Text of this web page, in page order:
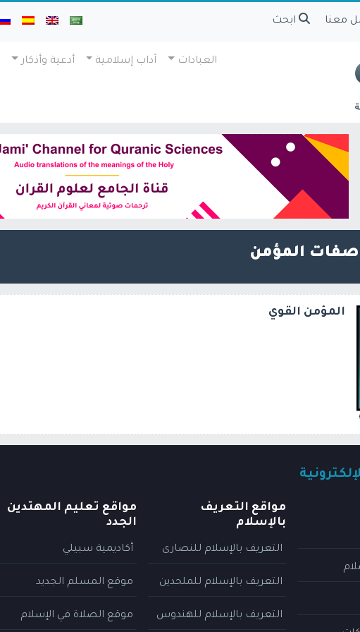
معنا ابحث
العبادات آداب إسلامية أدعية وأذكار
صفات المؤمن
المؤمن القوي
مواقع التعريف
بالإسلام
التعريف بالإسلام للنصارى
التعريف بالإسلام للملحدين
التعريف بالإسلام للهندوس
مواقع تعليم المهتدين
الجدد
أكاديمية سبيلي
موقع المسلم الجديد
موقع الصلاة في الإسلام